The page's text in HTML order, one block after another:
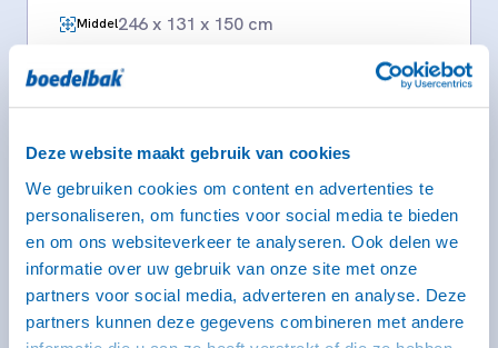
Deze website maakt gebruik van cookies
We gebruiken cookies om content en advertenties te
personaliseren, om functies voor social media te bieden
en om ons websiteverkeer te analyseren. Ook delen we
informatie over uw gebruik van onze site met onze
partners voor social media, adverteren en analyse. Deze
partners kunnen deze gegevens combineren met andere
Middel246 x 131 x 150 cm
nodig)